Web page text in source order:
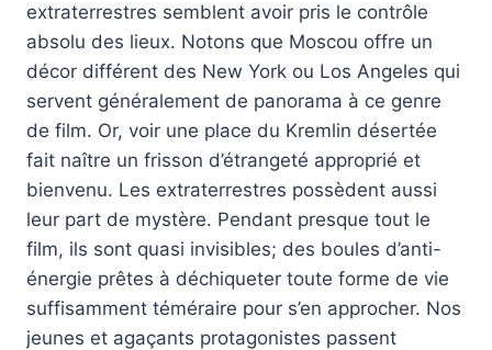
extraterrestres semblent avoir pris le contrôle
absolu des lieux. Notons que Moscou offre un
décor différent des New York ou Los Angeles qui
servent généralement de panorama à ce genre
de film. Or, voir une place du Kremlin désertée
fait naître un frisson d’étrangeté approprié et
bienvenu. Les extraterrestres possèdent aussi
leur part de mystère. Pendant presque tout le
film, ils sont quasi invisibles; des boules d’anti-
énergie prêtes à déchiqueter toute forme de vie
suffisamment téméraire pour s’en approcher. Nos
jeunes et agaçants protagonistes passent